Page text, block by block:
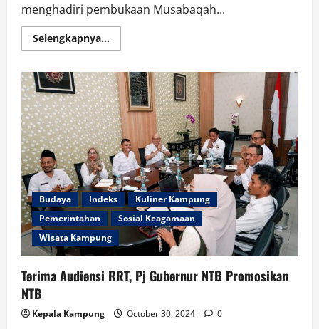
menghadiri pembukaan Musabaqah...
Selengkapnya...Read
more
di
Pembukaan
MTQ
KORPRI
2024,
Sekda
Miq
Gite
Semangati
Kafilah
NTB
Budaya Indeks
Kuliner Kampung
Pemerintahan
Sosial Keagamaan
Wisata Kampung
Terima Audiensi RRT, Pj Gubernur NTB Promosikan
NTB
Kepala Kampung October 30, 2024 0